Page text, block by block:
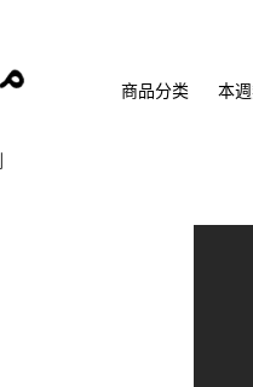
商品分类 本